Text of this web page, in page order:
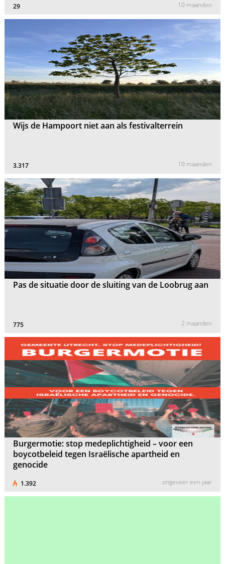
29 10 maanden
Wijs de Hampoort niet aan als festivalterrein
3.317 10 maanden
Pas de situatie door de sluiting van de Loobrug aan
775 2 maanden
Burgermotie: stop medeplichtigheid – voor een
boycotbeleid tegen Israëlische apartheid en
genocide
1.392 ongeveer een jaar